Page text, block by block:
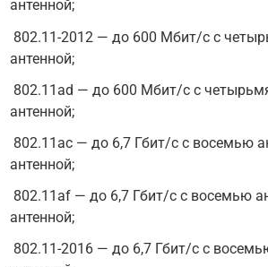
антенной;
802.11-2012 — до 600 Мбит/с с
антенной;
802.11ad — до 600 Мбит/с с
антенной;
802.11ac — до 6,7 Гбит/с с восемью
антенной;
802.11af — до 6,7 Гбит/с с восемью
антенной;
802.11-2016 — до 6,7 Гбит/с с